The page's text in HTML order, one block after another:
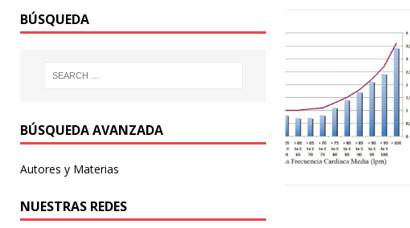
BÚSQUEDA
BÚSQUEDA AVANZADA
Autores y Materias
NUESTRAS REDES